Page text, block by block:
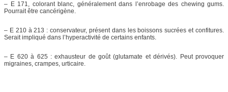
– E 171, colorant blanc, généralement dans l’enrobage des chewing gums.
Pourrait être cancérigène.
– E 210 à 213 : conservateur, présent dans les boissons sucrées et confitures.
Serait impliqué dans l’hyperactivité de certains enfants.
– E 620 à 625 : exhausteur de goût (glutamate et dérivés). Peut provoquer
migraines, crampes, urticaire.